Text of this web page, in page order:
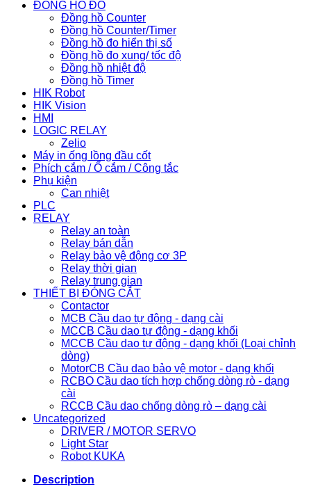
ĐỒNG HỒ ĐO
Đồng hồ Counter
Đồng hồ Counter/Timer
Đồng hồ đo hiển thị số
Đồng hồ đo xung/ tốc độ
Đồng hồ nhiệt độ
Đồng hồ Timer
HIK Robot
HIK Vision
HMI
LOGIC RELAY
Zelio
Máy in ống lồng đầu cốt
Phích cắm / Ổ cắm / Công tắc
Phụ kiện
Can nhiệt
PLC
RELAY
Relay an toàn
Relay bán dẫn
Relay bảo vệ động cơ 3P
Relay thời gian
Relay trung gian
THIẾT BỊ ĐÓNG CẮT
Contactor
MCB Cầu dao tự động - dạng cài
MCCB Cầu dao tự động - dạng khối
MCCB Cầu dao tự động - dạng khối (Loại chỉnh
dòng)
MotorCB Cầu dao bảo vệ motor - dạng khối
RCBO Cầu dao tích hợp chống dòng rò - dạng
cài
RCCB Cầu dao chống dòng rò – dạng cài
Uncategorized
DRIVER / MOTOR SERVO
Light Star
Robot KUKA
Description